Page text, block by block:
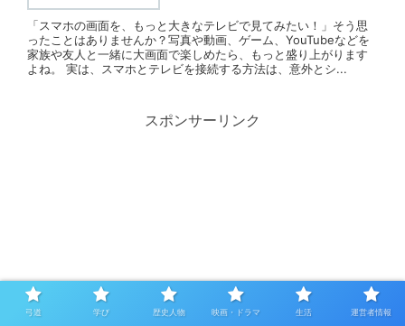
「スマホの画面を、もっと大きなテレビで見てみたい！」そう思
ったことはありませんか？写真や動画、ゲーム、YouTubeなどを
家族や友人と一緒に大画面で楽しめたら、もっと盛り上がります
よね。 実は、スマホとテレビを接続する方法は、意外とシ...
スポンサーリンク
弓道 学び 歴史人物 映画・ドラマ 生活 運営者情報